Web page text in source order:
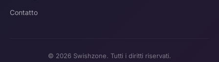
Contatto
© 2026 Swishzone. Tutti i diritti riservati.